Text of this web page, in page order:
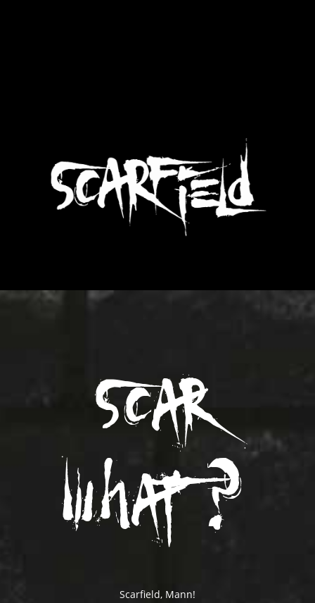
scar
what ?
Scarfield, Mann!